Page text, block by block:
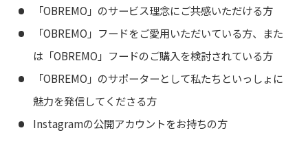
「OBREMO」のサービス理念にご共感いただける方
「OBREMO」フードをご愛用いただいている方、また
は「OBREMO」フードのご購入を検討されている方
「OBREMO」のサポーターとして私たちといっしょに
魅力を発信してくださる方
Instagramの公開アカウントをお持ちの方